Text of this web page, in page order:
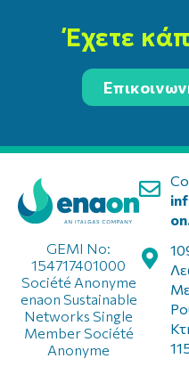
Έχετε
GEMI No:
154717401000
Société Anonyme
enaon Sustainable
Networks Single
Member Société
Anonyme